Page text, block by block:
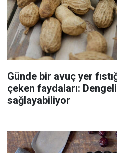
Günde bir avuç yer
çeken faydaları:
sağlayabiliyor